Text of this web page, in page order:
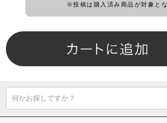
※投稿は購入済み商品が対象と
何かお探しですか？